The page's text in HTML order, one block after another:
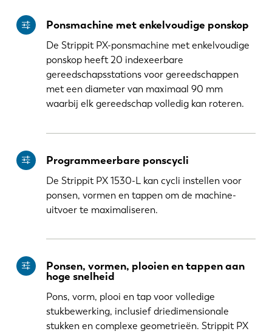
Ponsmachine met enkelvoudige ponskop
De Strippit PX-ponsmachine met enkelvoudige
ponskop heeft 20 indexeerbare
gereedschapsstations voor gereedschappen
met een diameter van maximaal 90 mm
waarbij elk gereedschap volledig kan roteren.
Programmeerbare ponscycli
De Strippit PX 1530-L kan cycli instellen voor
ponsen, vormen en tappen om de machine-
uitvoer te maximaliseren.
Ponsen, vormen, plooien en tappen aan
hoge snelheid
Pons, vorm, plooi en tap voor volledige
stukbewerking, inclusief driedimensionale
stukken en complexe geometrieën. Strippit PX